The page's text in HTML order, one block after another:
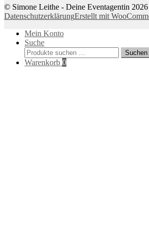
© Simone Leithe - Deine Eventagentin 2026
DatenschutzerklärungErstellt mit
Mein Konto
Suche
Suchen
nach:
Suchen
Warenkorb 0